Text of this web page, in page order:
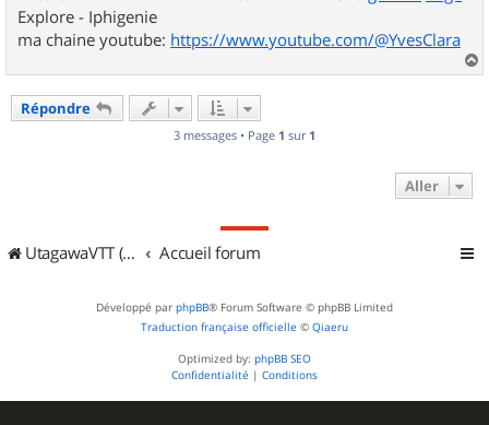
Explore - Iphigenie
ma chaine youtube: https://www.youtube.com/@YvesClara
a
Répondre
3 messages • Page 1 sur 1
Aller
UtagawaVTT (Randos VTT et VTTAE avec traces GPS) Accueil forum
Développé par phpBB® Forum Software © phpBB Limited
Traduction française officielle © Qiaeru
Optimized by: phpBB SEO
Confidentialité | Conditions